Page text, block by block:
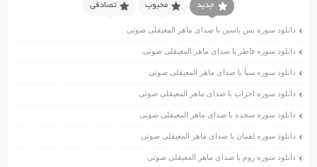
آذر ۱۴۰۰
آبان ۱۴۰۰
اسفند ۱۳۹۹
آبان ۱۳۹۹
جدید محبوب تصادفی
دانلود سوره یس یاسین با صدای ماهر المعیقلی صوتی
دانلود سوره فاطر با صدای ماهر المعیقلی صوتی
دانلود سوره سبأ با صدای ماهر المعیقلی صوتی
دانلود سوره احزاب با صدای ماهر المعیقلی صوتی
دانلود سوره سجده با صدای ماهر المعیقلی صوتی
دانلود سوره لقمان با صدای ماهر المعیقلی صوتی
دانلود سوره روم با صدای ماهر المعیقلی صوتی